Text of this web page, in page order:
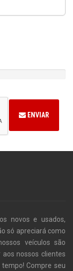
ENVIAR
novos e usados,
só apreciará como
veículos são
nossos clientes
Compre seu